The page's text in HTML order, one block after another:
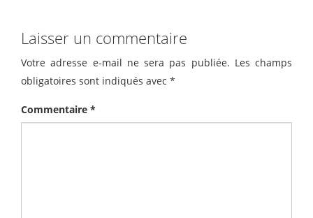
Laisser un commentaire
Votre adresse e-mail ne sera pas publiée. Les champs
obligatoires sont indiqués avec *
Commentaire *